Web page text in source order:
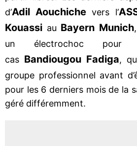
d’Adil Aouchiche vers l’
Kouassi au Bayern Munich
un électrochoc pour
cas Bandiougou Fadiga,
groupe professionnel avant
pour les 6 derniers mois de la
géré différemment.